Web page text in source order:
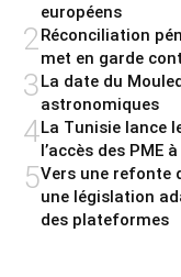
européens
2Réconciliation
met en garde
3La date du
astronomiques
4La Tunisie lance
l’accès des PME
5Vers une refonte
une législation
des plateformes